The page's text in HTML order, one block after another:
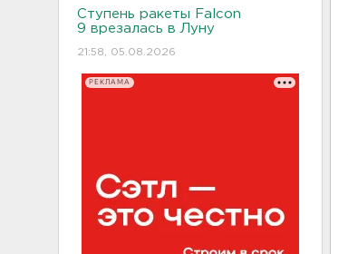
Ступень ракеты Falcon
9 врезалась в Луну
21:58, 05.08.2026
РЕКЛАМА